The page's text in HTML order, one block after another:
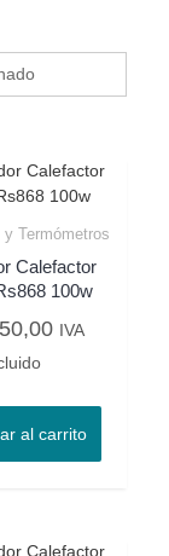
Termómetros
Calefactor
100w
IVA
al carrito